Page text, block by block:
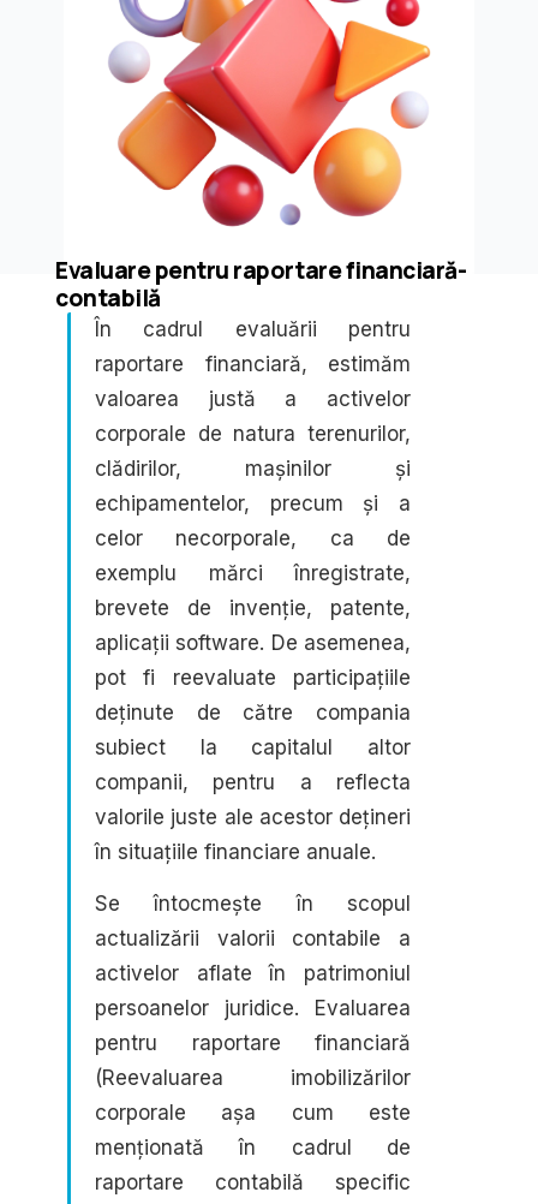
Evaluare pentru raportare financiară-
contabilă
În cadrul evaluării pentru
raportare financiară, estimăm
valoarea justă a activelor
corporale de natura terenurilor,
clădirilor, mașinilor și
echipamentelor, precum și a
celor necorporale, ca de
exemplu mărci înregistrate,
brevete de invenție, patente,
aplicații software. De asemenea,
pot fi reevaluate participațiile
deținute de către compania
subiect la capitalul altor
companii, pentru a reflecta
valorile juste ale acestor dețineri
în situațiile financiare anuale.
Se întocmește în scopul
actualizării valorii contabile a
activelor aflate în patrimoniul
persoanelor juridice. Evaluarea
pentru raportare financiară
(Reevaluarea imobilizărilor
corporale așa cum este
menționată în cadrul de
raportare contabilă specific